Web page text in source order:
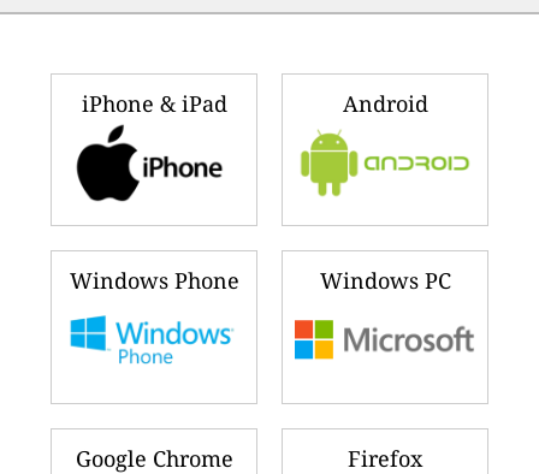
iPhone & iPad Android
Windows Phone Windows PC
Google Chrome Firefox